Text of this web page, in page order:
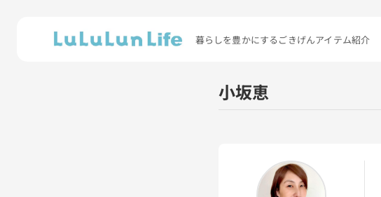
暮らしを豊かにするごきげんアイテム紹介
小坂恵